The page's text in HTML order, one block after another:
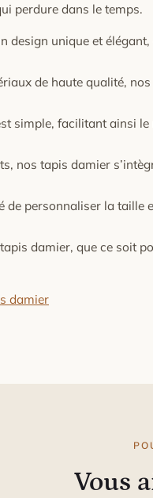
perdure dans le temps.
design unique et
de haute qualité,
simple, facilitant ainsi
nos tapis damier
de personnaliser la taille
damier, que ce soit
damier
Vous